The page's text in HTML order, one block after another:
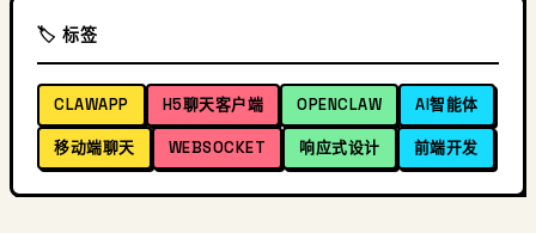
🏷️ 标签
CLAWAPP H5聊天客户端 OPENCLAW AI智能体
移动端聊天 WEBSOCKET 响应式设计 前端开发